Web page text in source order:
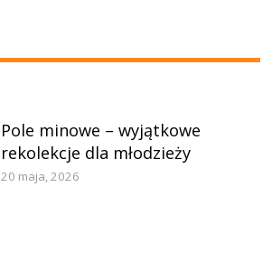
Pole minowe – wyjątkowe
rekolekcje dla młodzieży
20 maja, 2026